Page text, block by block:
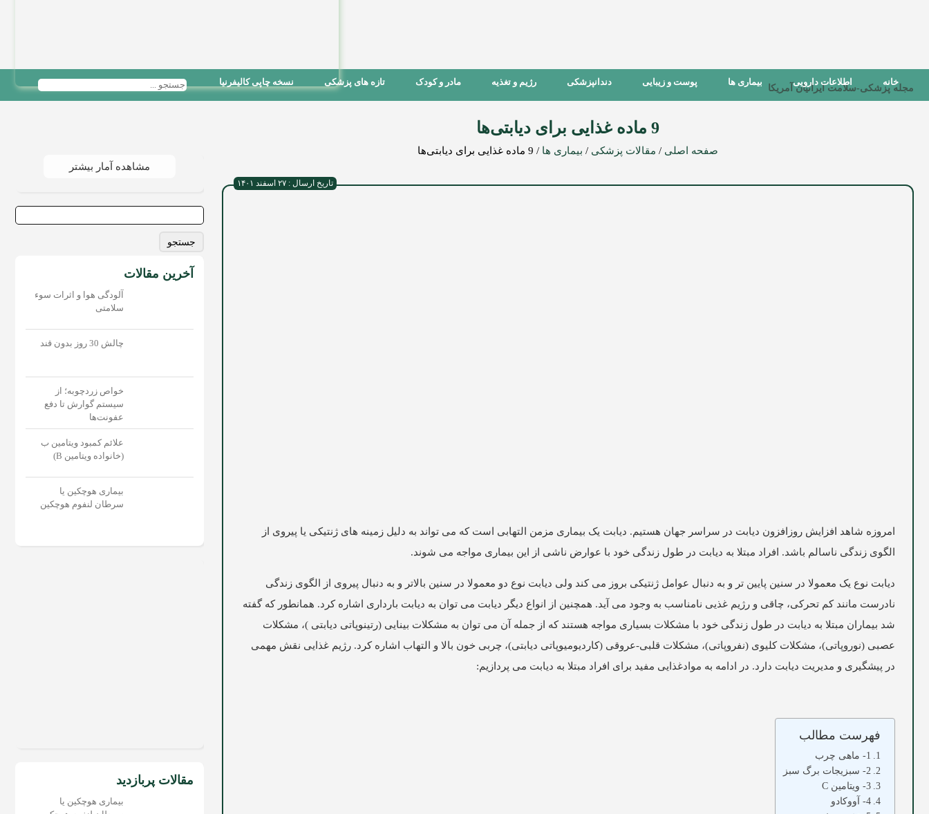
مجله پزشکی-سلامت ایرانیان آمریکا
خانه اطلاعات دارویی بیماری ها پوست و زیبایی دندانپزشکی رژیم و تغذیه مادر و کودک تازه های پزشکی نسخه چاپی کالیفرنیا
9 ماده غذایی برای دیابتی‌ها
صفحه اصلی / مقالات پزشکی / بیماری ها / 9 ماده غذایی برای دیابتی‌ها
تاریخ ارسال : ۲۷ اسفند ۱۴۰۱
امروزه شاهد افزایش روزافزون دیابت در سراسر جهان هستیم. دیابت یک بیماری مزمن التهابی است که می تواند به دلیل زمینه های ژنتیکی یا پیروی از
الگوی زندگی ناسالم باشد. افراد مبتلا به دیابت در طول زندگی خود با عوارض ناشی از این بیماری مواجه می شوند.
دیابت نوع یک معمولا در سنین پایین تر و به دنبال عوامل ژنتیکی بروز می کند ولی دیابت نوع دو معمولا در سنین بالاتر و به دنبال پیروی از الگوی زندگی
نادرست مانند کم تحرکی، چاقی و رژیم غذیی نامناسب به وجود می آید. همچنین از انواع دیگر دیابت می توان به دیابت بارداری اشاره کرد. همانطور که گفته
شد بیماران مبتلا به دیابت در طول زندگی خود با مشکلات بسیاری مواجه هستند که از جمله آن می توان به مشکلات بینایی (رتینوپاتی دیابتی )، مشکلات
عصبی (نوروپاتی)، مشکلات کلیوی (نفروپاتی)، مشکلات قلبی-عروقی (کاردیومیوپاتی دیابتی)، چربی خون بالا و التهاب اشاره کرد. رژیم غذایی نقش مهمی
در پیشگیری و مدیریت دیابت دارد. در ادامه به موادغذایی مفید برای افراد مبتلا به دیابت می پردازیم:
فهرست مطالب
1- ماهی چرب
2- سبزیجات برگ سبز
3- ویتامین C
4- آووکادو
مشاهده آمار بیشتر
جستجو
برای:
آخرین مقالات
آلودگی هوا و اثرات سوء
سلامتی
چالش 30 روز بدون قند
خواص زردچوبه؛ از
سیستم گوارش تا دفع
عفونت‌‌ها
علائم کمبود ویتامین ب
(خانواده ویتامین B)
بیماری هوچکین یا
سرطان لنفوم هوچکین
مقالات پربازدید
بیماری هوچکین یا